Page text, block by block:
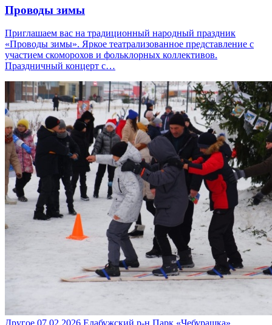
Проводы зимы
Приглашаем вас на традиционный народный праздник
«Проводы зимы». Яркое театрализованное представление с
участием скоморохов и фольклорных коллективов.
Праздничный концерт с…